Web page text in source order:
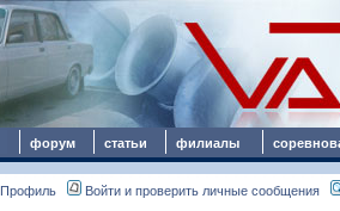
форум статьи филиалы
Профиль Войти и проверить личные сообщения